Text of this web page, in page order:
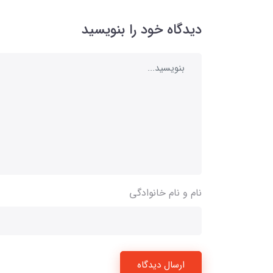
دیدگاه خود را بنویسید
نام و نام خانوادگی
ارسال دیدگاه